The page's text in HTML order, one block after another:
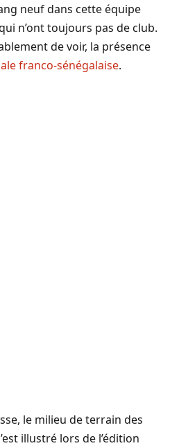
neuf dans cette équipe
n’ont toujours pas de club.
de voir, la présence
franco-sénégalaise.
le milieu de terrain des
illustré lors de l’édition